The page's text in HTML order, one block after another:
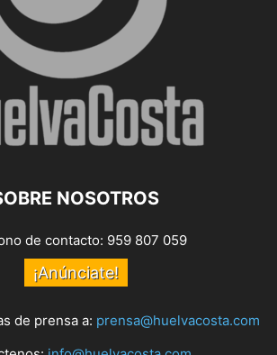
NOSOTROS
de contacto: 959 807 059
¡Anúnciate!
de prensa a: prensa@huelvacosta.com